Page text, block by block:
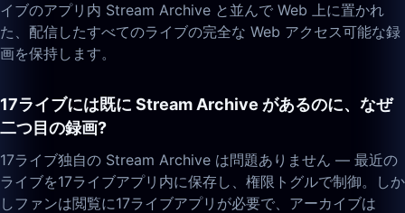
イブのアプリ内 Stream Archive と並んで Web 上に置かれ
た、配信したすべてのライブの完全な Web アクセス可能な録
画を保持します。
17ライブには既に Stream Archive があるのに、なぜ
二つ目の録画?
17ライブ独自の Stream Archive は問題ありません — 最近の
ライブを17ライブアプリ内に保存し、権限トグルで制御。しか
しファンは閲覧に17ライブアプリが必要で、アーカイブは